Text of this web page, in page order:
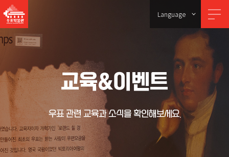
Language
교육&이벤트
우표 관련 교육과 소식을 확인해보세요.